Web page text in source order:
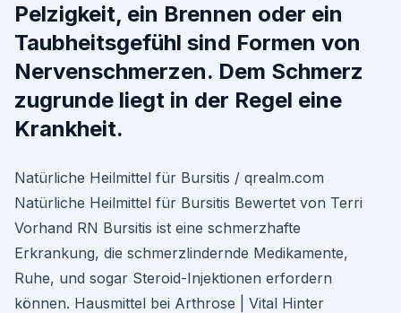
Pelzigkeit, ein Brennen oder ein
Taubheitsgefühl sind Formen von
Nervenschmerzen. Dem Schmerz
zugrunde liegt in der Regel eine
Krankheit.
Natürliche Heilmittel für Bursitis / qrealm.com
Natürliche Heilmittel für Bursitis Bewertet von Terri
Vorhand RN Bursitis ist eine schmerzhafte
Erkrankung, die schmerzlindernde Medikamente,
Ruhe, und sogar Steroid-Injektionen erfordern
können. Hausmittel bei Arthrose | Vital Hinter